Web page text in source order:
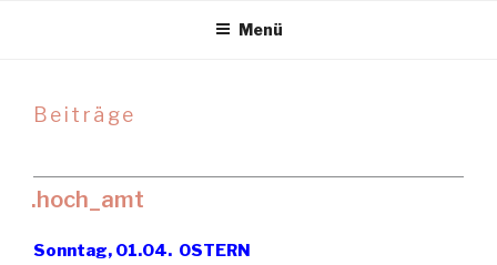
Menü
Beiträge
.hoch_amt
Sonntag, 01.04. OSTERN